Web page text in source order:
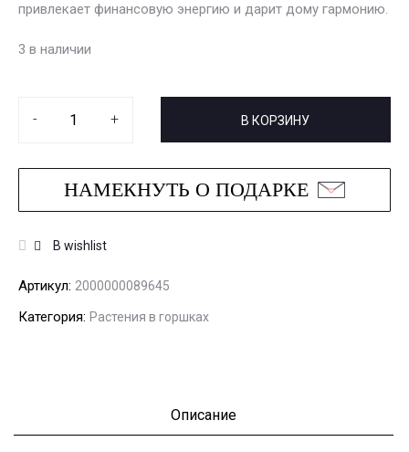
привлекает финансовую энергию и дарит дому гармонию.
3 в наличии
- + В КОРЗИНУ
НАМЕКНУТЬ О ПОДАРКЕ
В wishlist
Артикул: 2000000089645
Категория: Растения в горшках
Описание